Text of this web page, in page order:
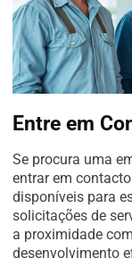
Entre em
Se procura uma
entrar em
disponíveis para
solicitações de
a proximidade
desenvolvimento